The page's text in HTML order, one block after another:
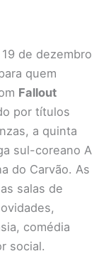
de dezembro
quem
Fallout
por títulos
a quinta
sul-coreano A
do Carvão. As
salas de
comédia
social.